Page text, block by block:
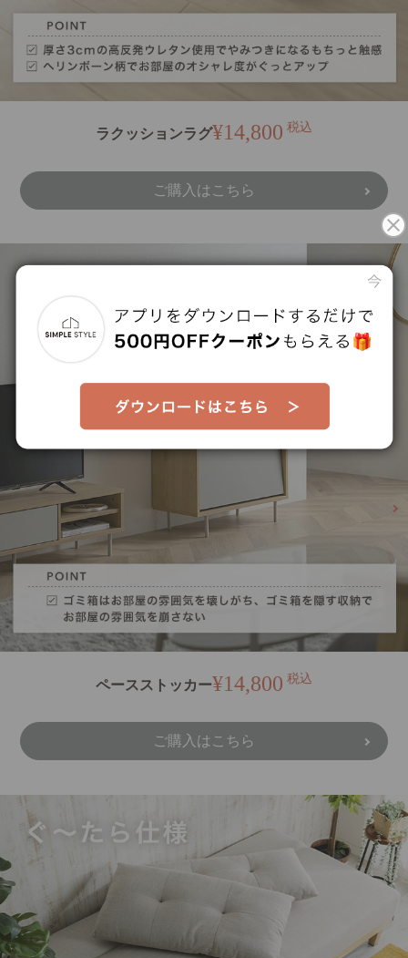
ラクッションラグ¥14,800 税込
ご購入はこちら
ペースストッカー¥14,800 税込
ご購入はこちら